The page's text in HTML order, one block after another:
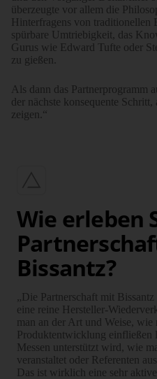
überzeugte vor allem die
Hinterfragens von traditionellen
spürbare Umtriebigkeit, das
Gurus wie Edward Tufte oder
zu gießen.
Als dann das Partnerprogramm
der nächste konsequente Schritt,
zeigen.“
Wie erleben
Bissantz?
„Die Partnerschaft mit
eine reine Hersteller-
man an der Art und Weise,
Produktentwicklung einfließen
Messen unterstützt wird, wie
veranstaltet oder Referenten
Das ist wirklich eine sehr